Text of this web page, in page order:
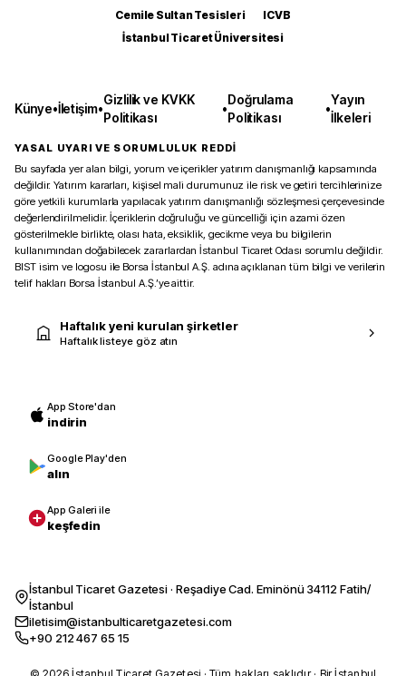
Cemile Sultan Tesisleri
ICVB
İstanbul Ticaret Üniversitesi
Künye•İletişim•
Gizlilik ve KVKK
Politikası
•
Doğrulama
Politikası
•
Yayın
İlkeleri
YASAL UYARI VE SORUMLULUK REDDİ
Bu sayfada yer alan bilgi, yorum ve içerikler yatırım danışmanlığı kapsamında
değildir. Yatırım kararları, kişisel mali durumunuz ile risk ve getiri tercihlerinize
göre yetkili kurumlarla yapılacak yatırım danışmanlığı sözleşmesi çerçevesinde
değerlendirilmelidir. İçeriklerin doğruluğu ve güncelliği için azami özen
gösterilmekle birlikte, olası hata, eksiklik, gecikme veya bu bilgilerin
kullanımından doğabilecek zararlardan İstanbul Ticaret Odası sorumlu değildir.
BIST isim ve logosu ile Borsa İstanbul A.Ş. adına açıklanan tüm bilgi ve verilerin
telif hakları Borsa İstanbul A.Ş.’ye aittir.
Haftalık yeni kurulan şirketler
Haftalık listeye göz atın
App Store'dan
indirin
Google Play'den
alın
App Galeri ile
keşfedin
İstanbul Ticaret Gazetesi · Reşadiye Cad. Eminönü 34112 Fatih/
İstanbul
iletisim@istanbulticaretgazetesi.com
+90 212 467 65 15